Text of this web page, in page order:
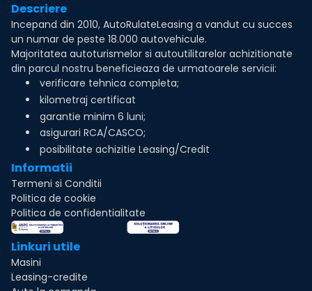
Descriere
Incepand din 2010, AutoRulateLeasing a vandut cu succes
un numar de peste 18.000 autovehicule.
Majoritatea autoturismelor si autoutilitarelor achizitionate
din parcul nostru beneficieaza de urmatoarele servicii:
verificare tehnica completa;
kilometraj certificat
garantie minim 6 luni;
asigurari RCA/CASCO;
posibilitate achizitie Leasing/Credit
Informatii
Termeni si Conditii
Politica de cookie
Politica de confidentialitate
Linkuri utile
Masini
Leasing-credite